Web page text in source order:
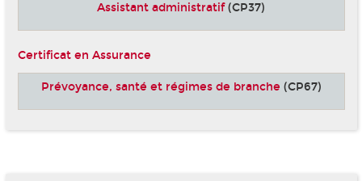
Assistant administratif(CP37)
Certificat en Assurance
Prévoyance, santé et régimes de branche (CP67)